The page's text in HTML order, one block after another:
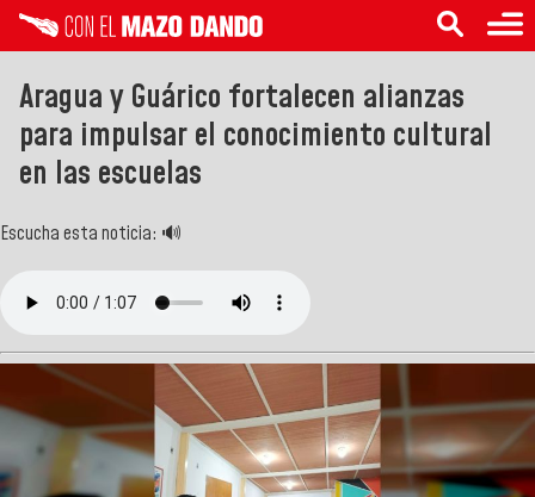
Aragua y Guárico fortalecen alianzas
para impulsar el conocimiento cultural
en las escuelas
Escucha esta noticia: 🔊